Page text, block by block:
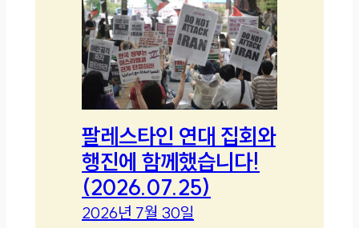
팔레스타인 연대 집회와
행진에 함께했습니다!
(2026.07.25)
2026년 7월 30일